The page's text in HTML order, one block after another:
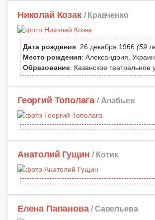
Николай Козак / Кравченко
Дата рождения: 26 декабря 1966 (59
Место рождения: Александрия,
Образование: Казанское театральное
Георгий Тополага / Алабьев
Анатолий Гущин / Котик
Елена Папанова / Савельева